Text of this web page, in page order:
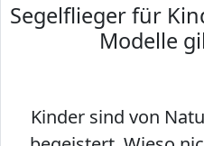
Segelflieger für
Modelle
Kinder sind von